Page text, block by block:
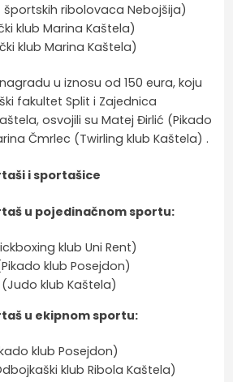
športskih ribolovaca Nebojšija)
klub Marina Kaštela)
klub Marina Kaštela)
u iznosu od 150 eura, koju
fakultet Split i Zajednica
osvojili su Matej Đirlić (Pikado
Čmrlec (Twirling klub Kaštela) .
i sportašice
u pojedinačnom sportu:
klub Uni Rent)
klub Posejdon)
klub Kaštela)
u ekipnom sportu:
klub Posejdon)
klub Ribola Kaštela)